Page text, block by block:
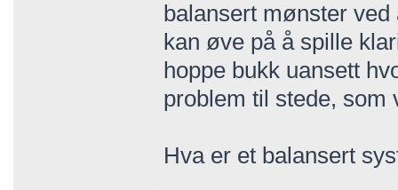
balansert mønster
kan øve på å spille
hoppe bukk uansett
problem til stede,
Hva er et balansert